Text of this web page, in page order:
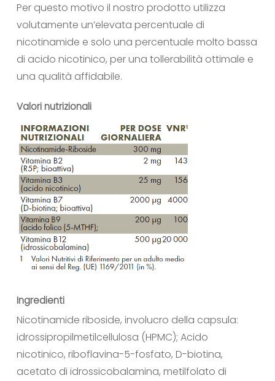
Per questo motivo il nostro prodotto utilizza
volutamente un’elevata percentuale di
nicotinamide e solo una percentuale molto bassa
di acido nicotinico, per una tollerabilità ottimale e
una qualità affidabile.
Valori nutrizionali
Ingredienti
Nicotinamide riboside, involucro della capsula:
idrossipropilmetilcellulosa (HPMC); Acido
nicotinico, riboflavina-5-fosfato, D-biotina,
acetato di idrossicobalamina, metilfolato di